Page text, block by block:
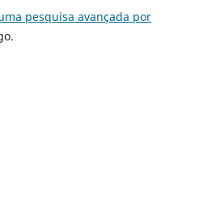
pesquisa avançada por